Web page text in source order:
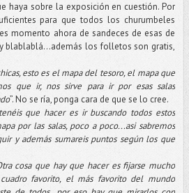
haya sobre la exposición en cuestión. Por
para que todos los churumbeles
momento ahora de sandeces de esas de
blablablá...además los folletos son gratis,
esto es el mapa del tesoro, el mapa que
que ir, nos sirve para ir por esas salas
”. No se ría, ponga cara de que se lo cree.
que hacer es ir buscando todos estos
por las salas, poco a poco...asi sabremos
y además sumareis puntos según los que
cosa que hay que hacer es fijarse mucho
favorito, el más favorito del mundo